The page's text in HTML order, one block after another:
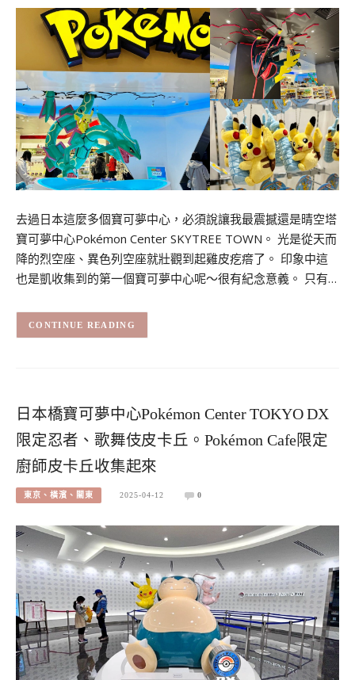
去過日本這麼多個寶可夢中心，必須說讓我最震撼還是晴空塔
寶可夢中心Pokémon Center SKYTREE TOWN。 光是從天而
降的烈空座、異色列空座就壯觀到起雞皮疙瘩了。 印象中這
也是凱收集到的第一個寶可夢中心呢～很有紀念意義。 只有…
CONTINUE READING
日本橋寶可夢中心Pokémon Center TOKYO DX
限定忍者、歌舞伎皮卡丘。Pokémon Cafe限定
廚師皮卡丘收集起來
東京、橫濱、關東 2025-04-12 0